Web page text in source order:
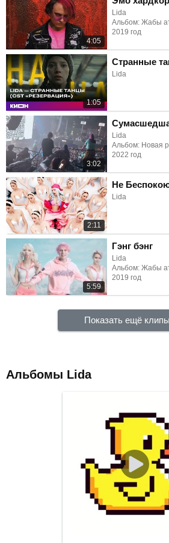
4:05
Lida
Альбом: Жабы
2019 год
1:05
Странные
Lida
3:02
Lida
Альбом: Новая
2022 год
2:11
Не
Lida
5:59
Гэнг бэнг
Lida
Альбом: Жабы
2019 год
Показать ещё клипы
Альбомы Lida